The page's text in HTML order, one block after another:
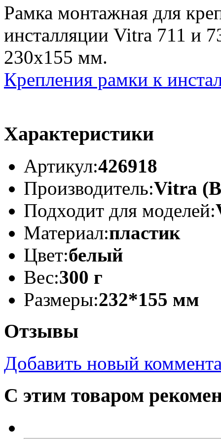
Рамка монтажная для
инсталляции Vitra 711 и
230х155 мм.
Крепления рамки к
Характеристики
Артикул:426918
Производитель:Vitra
Подходит для моделей:
Материал:пластик
Цвет:белый
Вес:300 г
Размеры:232*155 мм
Отзывы
Добавить новый
С этим товаром